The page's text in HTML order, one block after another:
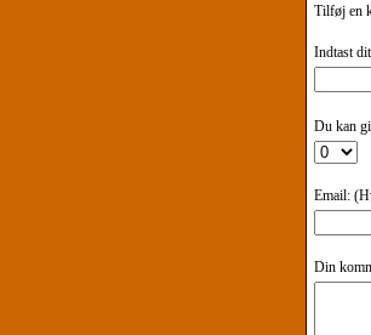
Tilføj en
Indtast
Du kan
Email:
Din